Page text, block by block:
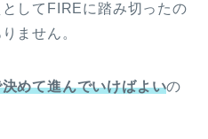
してFIREに踏み切ったの
ません。
めて進んでいけばよいの